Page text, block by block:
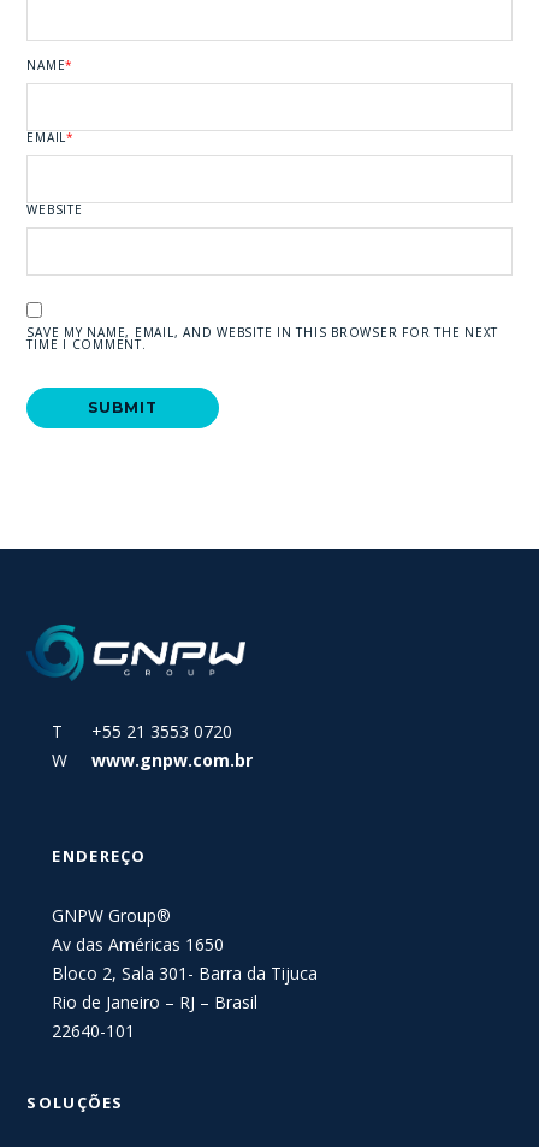
NAME*
EMAIL*
WEBSITE
SAVE MY NAME, EMAIL, AND WEBSITE IN THIS BROWSER FOR THE NEXT
TIME I COMMENT.
T +55 21 3553 0720
W
www.gnpw.com.br
ENDEREÇO
GNPW Group®
Av das Américas 1650
Bloco 2, Sala 301- Barra da Tijuca
Rio de Janeiro – RJ – Brasil
22640-101
SOLUÇÕES